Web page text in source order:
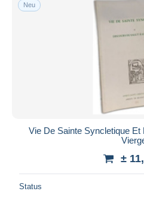
Neu
Vie De Sainte Syncletique
±
Status